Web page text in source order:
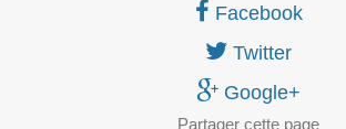
Facebook
Twitter
Google+
Partager cette page